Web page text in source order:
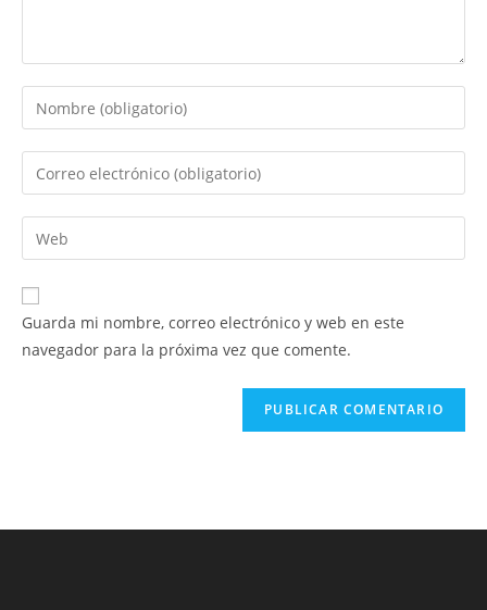
Introduce
tu
nombre
de
usuario
para
comentar
Introduce
tu
dirección
de
electrónico
para
comentar
Introduce
la
URL
de
Guarda mi nombre, correo electrónico y web en este
navegador para la próxima vez que comente.